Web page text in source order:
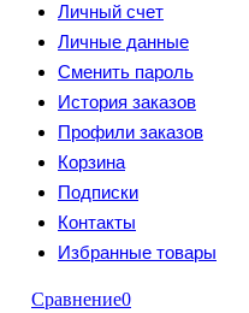
Личный счет
Личные данные
Сменить пароль
История заказов
Профили заказов
Корзина
Подписки
Контакты
Избранные товары
Сравнение0